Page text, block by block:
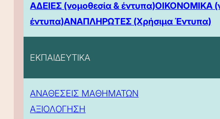
ΑΔΕΙΕΣ (νομοθεσία & έντυπα)ΟΙΚΟΝΟΜΙΚΑ
έντυπα)ΑΝΑΠΛΗΡΩΤΕΣ (Χρήσιμα Έντυπα)
ΕΚΠΑΙΔΕΥΤΙΚΑ
ΑΝΑΘΕΣΕΙΣ ΜΑΘΗΜΑΤΩΝ
ΑΞΙΟΛΟΓΗΣΗ